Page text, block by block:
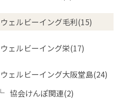
ウェルビーイング毛利(15)
ウェルビーイング栄(17)
ウェルビーイング大阪堂島(24)
協会けんぽ関連(2)